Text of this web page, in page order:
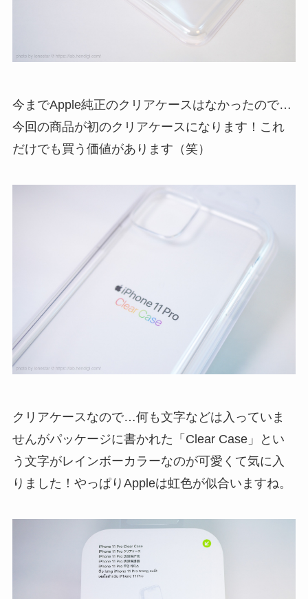
今までApple純正のクリアケースはなかったので…
今回の商品が初のクリアケースになります！これ
だけでも買う価値があります（笑）
クリアケースなので…何も文字などは入っていま
せんがパッケージに書かれた「Clear Case」とい
う文字がレインボーカラーなのが可愛くて気に入
りました！やっぱりAppleは虹色が似合いますね。